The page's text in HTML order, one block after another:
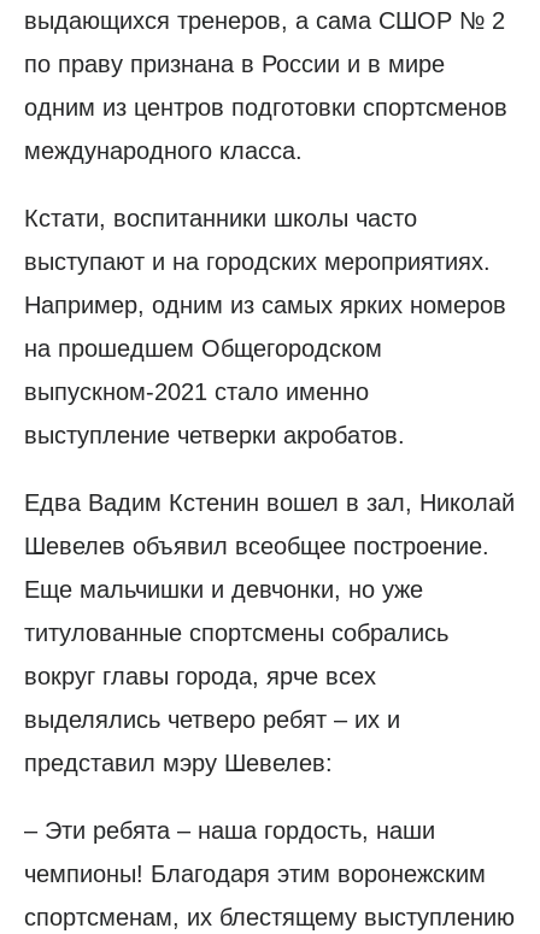
выдающихся тренеров, а сама СШОР № 2
по праву признана в России и в мире
одним из центров подготовки спортсменов
международного класса.
Кстати, воспитанники школы часто
выступают и на городских мероприятиях.
Например, одним из самых ярких номеров
на прошедшем Общегородском
выпускном-2021 стало именно
выступление четверки акробатов.
Едва Вадим Кстенин вошел в зал, Николай
Шевелев объявил всеобщее построение.
Еще мальчишки и девчонки, но уже
титулованные спортсмены собрались
вокруг главы города, ярче всех
выделялись четверо ребят – их и
представил мэру Шевелев:
– Эти ребята – наша гордость, наши
чемпионы! Благодаря этим воронежским
спортсменам, их блестящему выступлению